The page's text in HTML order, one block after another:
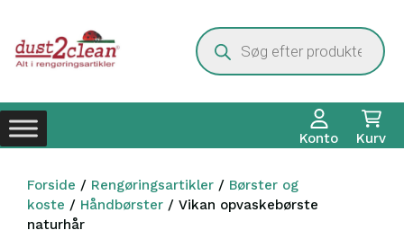
indhold
Products
search
Konto Kurv
Forside / Rengøringsartikler / Børster og
koste / Håndbørster / Vikan opvaskebørste
naturhår